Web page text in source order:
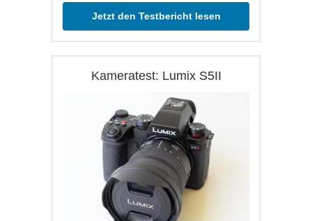
Jetzt den Testbericht lesen
Kameratest: Lumix S5II